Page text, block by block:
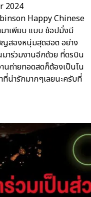
2024
Happy Chinese
าเพียบ แบบ ช้อปมั่งมี
ญสองหนุ่มสุดฮอต อย่าง
ร่วมงานอีกด้วย ที่ดรบิน
ถ่ายทอดสดก็ต้องเป็นโน
น่ารักมากๆเลยนะครับที่